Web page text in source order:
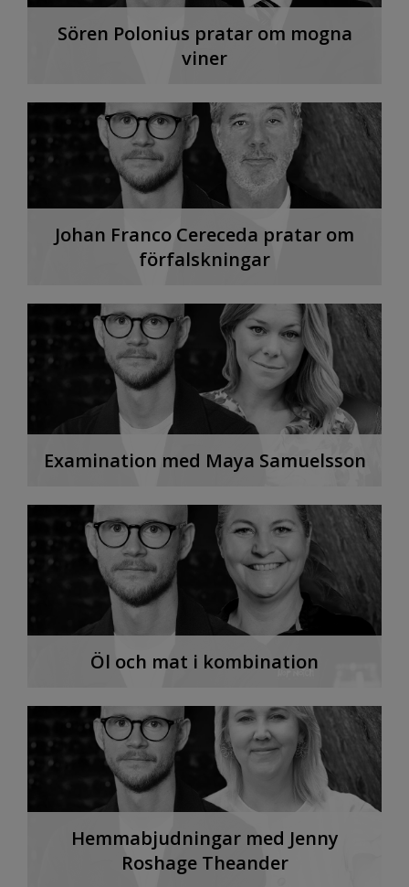
Sören Polonius pratar om mogna
viner
Johan Franco Cereceda pratar om
förfalskningar
Examination med Maya Samuelsson
Öl och mat i kombination
Hemmabjudningar med Jenny
Roshage Theander